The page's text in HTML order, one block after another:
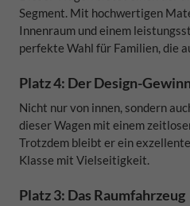
Segment. Mit hochwertigen
Innenraum und einem
perfekte Wahl für Familien, die
Platz 4: Der Design-Gewinn
Nicht nur von innen, sondern
dieser Wagen mit einem
Trotzdem bleibt er ein
Klasse mit Vielseitigkeit.
Platz 3: Das Raumfahrzeug